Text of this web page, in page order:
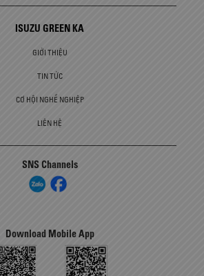
ISUZU GREEN KA
GIỚI THIỆU
TIN TỨC
CƠ HỘI NGHỀ NGHIỆP
LIÊN HỆ
SNS Channels
Download Mobile App